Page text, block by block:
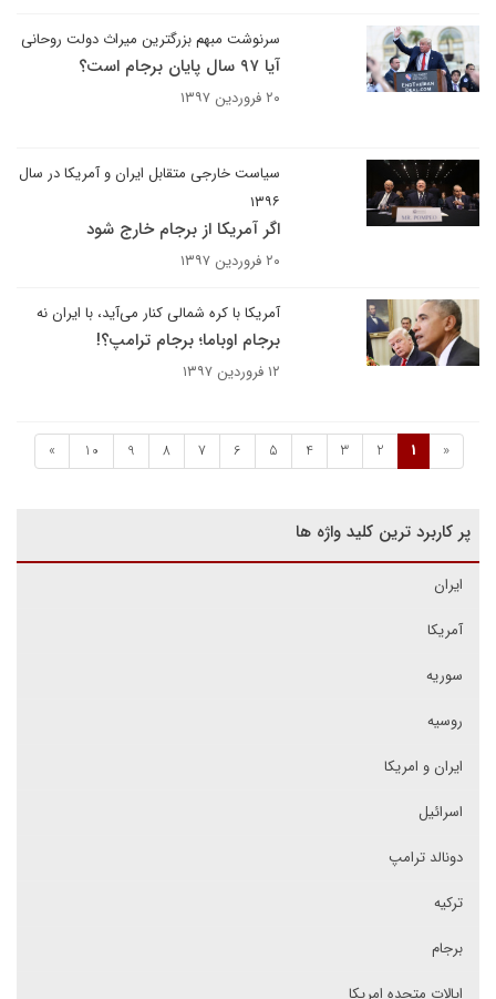
سرنوشت مبهم بزرگترین میراث دولت روحانی
آیا ۹۷ سال پایان برجام است؟
۲۰ فروردین ۱۳۹۷
سیاست خارجی متقابل ایران و آمریکا در سال
۱۳۹۶
اگر آمریکا از برجام خارج شود
۲۰ فروردین ۱۳۹۷
آمریکا با کره شمالی کنار می‌آید، با ایران نه
برجام اوباما؛ برجام ترامپ؟!
۱۲ فروردین ۱۳۹۷
«
1
2
3
4
5
6
7
8
9
10
»
پر کاربرد ترین کلید واژه ها
ایران
آمریکا
سوریه
روسیه
ایران و امریکا
اسرائیل
دونالد ترامپ
ترکیه
برجام
ایالات متحده امریکا